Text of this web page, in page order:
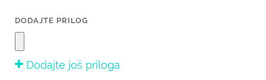
DODAJTE PRILOG
Dodajte još priloga